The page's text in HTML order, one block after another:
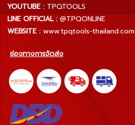
YOUTUBE : TPQTOOLS
LINE OFFICIAL : @TPQONLINE
WEBSITE : www.tpqtools-thailand.com
ช่องทางการจัดส่ง